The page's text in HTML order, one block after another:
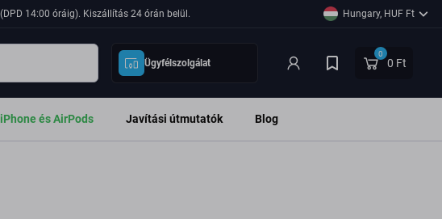
14:00 óráig). Kiszállítás 24 órán belül. Hungary, HUF Ft
Ügyfélszolgálat
0
0 Ft
és AirPods Javítási útmutatók Blog